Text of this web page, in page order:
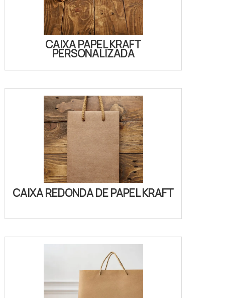
CAIXA PAPEL KRAFT
PERSONALIZADA
CAIXA REDONDA DE PAPEL KRAFT